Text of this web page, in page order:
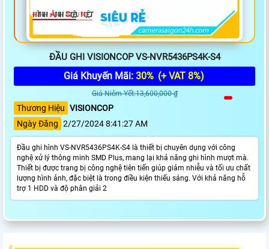
ĐẦU GHI VISIONCOP VS-NVR5436PS4K-S4
Giá Khuyến Mãi: 30% (+ VAT 8%)
Giá Niêm Yết:13,600,000 ₫
Thương Hiệu VISIONCOP
Ngày Đăng 2/27/2024 8:41:27 AM
Đầu ghi hình VS-NVR5436PS4K-S4 là thiết bị chuyên dụng với công
nghệ xử lý thông minh SMD Plus, mang lại khả năng ghi hình mượt mà.
Thiết bị được trang bị công nghệ tiên tiến giúp giảm nhiễu và tối ưu chất
lượng hình ảnh, đặc biệt là trong điều kiện thiếu sáng. Với khả năng hỗ
trợ 1 HDD và độ phân giải 2